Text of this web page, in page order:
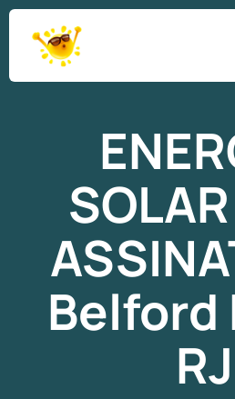
SOLAR
Belford
RJ